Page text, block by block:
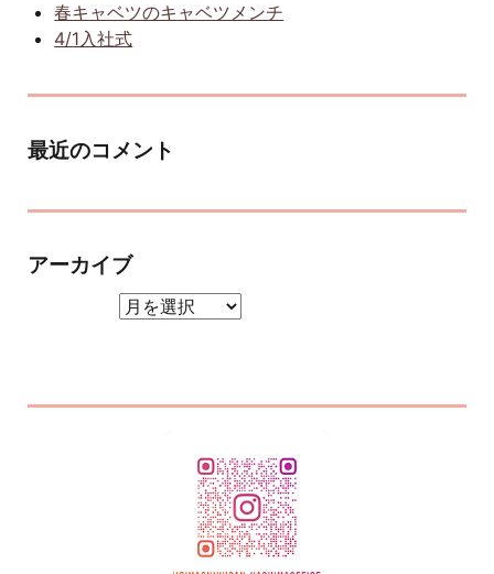
春キャベツのキャベツメンチ
4/1入社式
最近のコメント
アーカイブ